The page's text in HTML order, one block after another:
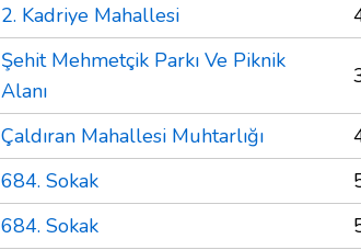
2. Kadriye Mahallesi
Şehit Mehmetçik Parkı Ve Piknik
Alanı
Çaldıran Mahallesi Muhtarlığı
684. Sokak
684. Sokak